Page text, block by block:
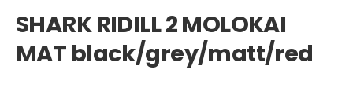
SHARK RIDILL 2 MOLOKAI
MAT black/grey/matt/red